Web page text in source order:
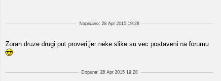
Napisano: 28 Apr 2015 19:28
Zoran druze drugi put proveri,jer neke slike su vec postaveni na forumu
Dopuna: 28 Apr 2015 19:28